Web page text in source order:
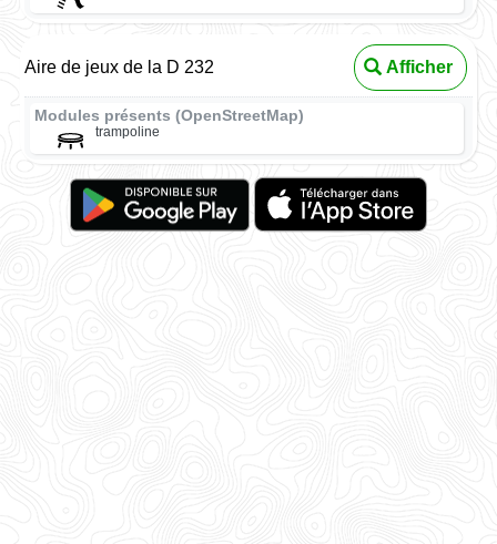
Aire de jeux de la D 232 Afficher
Modules présents (OpenStreetMap)
trampoline